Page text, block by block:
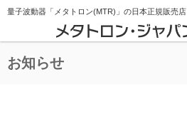
量子波動器「メタトロン(MTR)」の日本正規販売店
お知らせ